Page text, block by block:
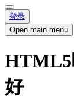
登录
Open main menu
HTML5
好